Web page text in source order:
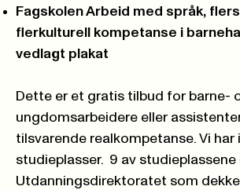
FagskolenArbeid med språk,
flerkulturell kompetanse i
vedlagt plakat
Dette er et gratis tilbud for barne-
ungdomsarbeidere eller
tilsvarende realkompetanse. Vi har
studieplasser. 9 av studieplassene
Utdanningsdirektoratet som